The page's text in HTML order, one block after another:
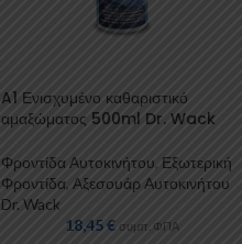
A1 Ενισχυμένο καθαριστικό
αμαξώματος 500ml Dr. Wack
Φροντίδα Αυτοκινήτου Εξωτερική
Φροντίδα, Αξεσουάρ Αυτοκινήτου
Dr. Wack
18,45€ συμπ. ΦΠΑ